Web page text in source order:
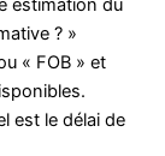
estimation du
? »
« FOB » et
est le délai de